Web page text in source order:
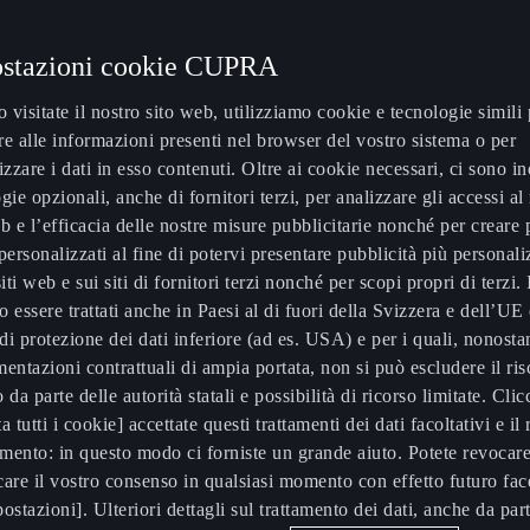
DI SISTEMA
(OUA9) PER CUPRA ATECA
rilasciato offre importanti miglioramenti di
cookie CUPRA
visitate il nostro sito web, utilizziamo cookie e tecnologie simili
alle informazioni presenti nel browser del vostro sistema o per
i dati in esso contenuti. Oltre ai cookie necessari, ci sono
opzionali, anche di fornitori terzi, per analizzare gli accessi al
e l’efficacia delle nostre misure pubblicitarie nonché per creare
al fine di potervi presentare pubblicità più
web e sui siti di fornitori terzi nonché per scopi propri di terzi.
essere trattati anche in Paesi al di fuori della Svizzera e dell’UE
protezione dei dati inferiore (ad es. USA) e per i quali,
contrattuali di ampia portata, non si può escludere il
da parte delle autorità statali e possibilità di ricorso limitate.
tutti i cookie] accettate questi trattamenti dei dati facoltativi e il
in questo modo ci forniste un grande aiuto. Potete
il vostro consenso in qualsiasi momento con effetto futuro
Ulteriori dettagli sul trattamento dei dati, anche da